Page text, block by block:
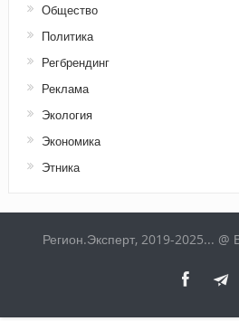
Общество
Политика
Регбрендинг
Реклама
Экология
Экономика
Этника
Регион.Эксперт, 2019-2025...